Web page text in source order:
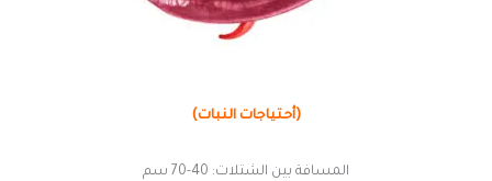
(أحتياجات النبات)
المسافة بين الشتلات: 40-70 سم